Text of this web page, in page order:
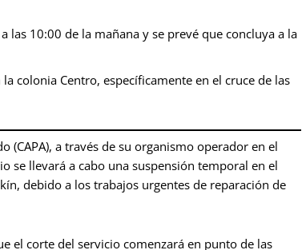
las 10:00 de la mañana y se prevé que concluya a la
colonia Centro, específicamente en el cruce de las
(CAPA), a través de su organismo operador en el
se llevará a cabo una suspensión temporal en el
debido a los trabajos urgentes de reparación de
el corte del servicio comenzará en punto de las